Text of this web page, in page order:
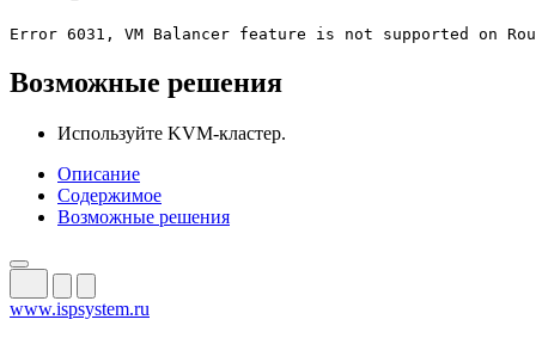
Error 6031, VM Balancer feature is not supported on
Возможные решения
Используйте KVM-кластер.
Описание
Содержимое
Возможные решения
www.ispsystem.ru